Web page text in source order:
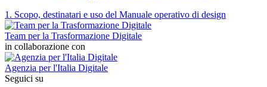
1. Scopo, destinatari e uso del Manuale operativo di design
Team per la Trasformazione Digitale
in collaborazione con
Agenzia per l'Italia Digitale
Seguici su